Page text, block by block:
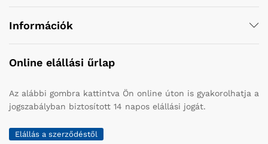
Információk
Online elállási űrlap
Az alábbi gombra kattintva Ön online úton is gyakorolhatja a
jogszabályban biztosított 14 napos elállási jogát.
Elállás a szerződéstől